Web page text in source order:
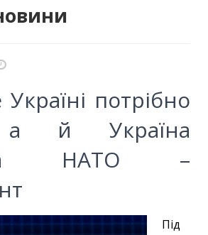
потрібно
й Україна
НАТО –
Під